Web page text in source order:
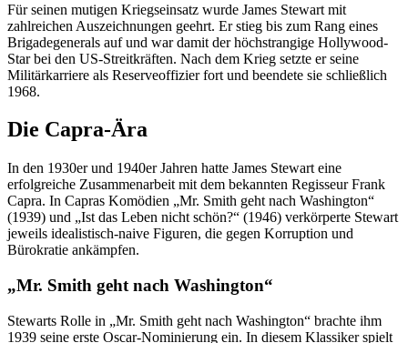
Für seinen mutigen Kriegseinsatz wurde James Stewart mit
zahlreichen Auszeichnungen geehrt. Er stieg bis zum Rang eines
Brigadegenerals auf und war damit der höchstrangige Hollywood-
Star bei den US-Streitkräften. Nach dem Krieg setzte er seine
Militärkarriere als Reserveoffizier fort und beendete sie schließlich
1968.
Die Capra-Ära
In den 1930er und 1940er Jahren hatte James Stewart eine
erfolgreiche Zusammenarbeit mit dem bekannten Regisseur Frank
Capra. In Capras Komödien „Mr. Smith geht nach Washington“
(1939) und „Ist das Leben nicht schön?“ (1946) verkörperte Stewart
jeweils idealistisch-naive Figuren, die gegen Korruption und
Bürokratie ankämpfen.
„Mr. Smith geht nach Washington“
Stewarts Rolle in „Mr. Smith geht nach Washington“ brachte ihm
1939 seine erste Oscar-Nominierung ein. In diesem Klassiker spielt